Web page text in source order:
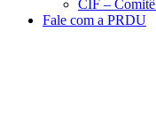
CIF –
Fale com a PRDU